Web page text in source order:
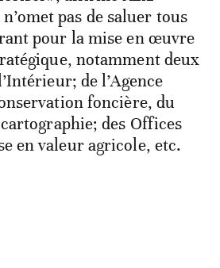
pas de saluer tous
pour la mise en œuvre
notamment deux
de l’Agence
foncière, du
des Offices
en valeur agricole, etc.